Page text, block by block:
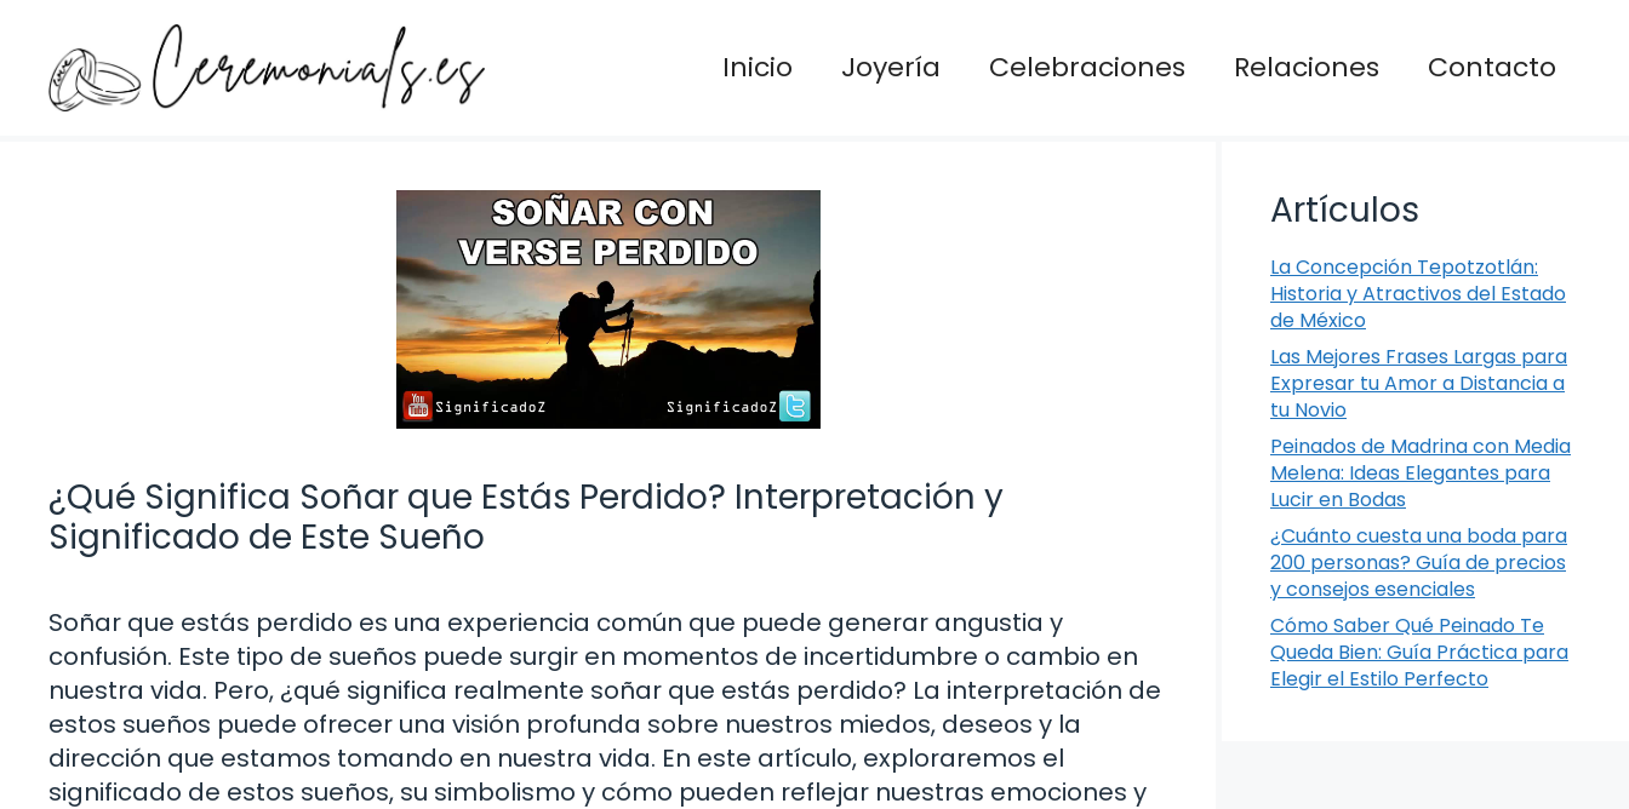
contenido
Inicio Joyería Celebraciones Relaciones Contacto
¿Qué Significa Soñar que Estás Perdido? Interpretación y
Significado de Este Sueño
Soñar que estás perdido es una experiencia común que puede generar angustia y
confusión. Este tipo de sueños puede surgir en momentos de incertidumbre o cambio en
nuestra vida. Pero, ¿qué significa realmente soñar que estás perdido? La interpretación de
estos sueños puede ofrecer una visión profunda sobre nuestros miedos, deseos y la
dirección que estamos tomando en nuestra vida. En este artículo, exploraremos el
significado de estos sueños, su simbolismo y cómo pueden reflejar nuestras emociones y
Artículos
La Concepción Tepotzotlán:
Historia y Atractivos del Estado
de México
Las Mejores Frases Largas para
Expresar tu Amor a Distancia a
tu Novio
Peinados de Madrina con Media
Melena: Ideas Elegantes para
Lucir en Bodas
¿Cuánto cuesta una boda para
200 personas? Guía de precios
y consejos esenciales
Cómo Saber Qué Peinado Te
Queda Bien: Guía Práctica para
Elegir el Estilo Perfecto